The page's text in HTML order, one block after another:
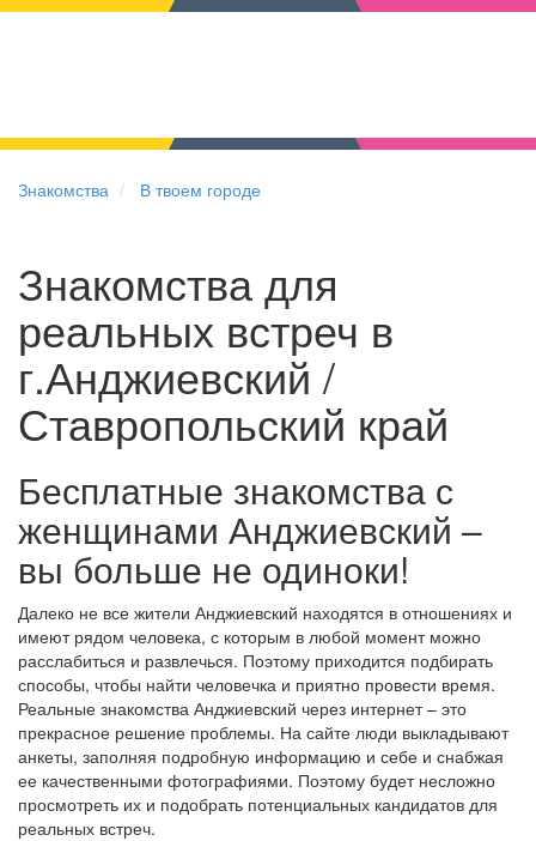
Знакомства В твоем городе
Знакомства для
реальных встреч в
г.Анджиевский /
Ставропольский край
Бесплатные знакомства с
женщинами Анджиевский –
вы больше не одиноки!
Далеко не все жители Анджиевский находятся в отношениях и
имеют рядом человека, с которым в любой момент можно
расслабиться и развлечься. Поэтому приходится подбирать
способы, чтобы найти человечка и приятно провести время.
Реальные знакомства Анджиевский через интернет – это
прекрасное решение проблемы. На сайте люди выкладывают
анкеты, заполняя подробную информацию и себе и снабжая
ее качественными фотографиями. Поэтому будет несложно
просмотреть их и подобрать потенциальных кандидатов для
реальных встреч.